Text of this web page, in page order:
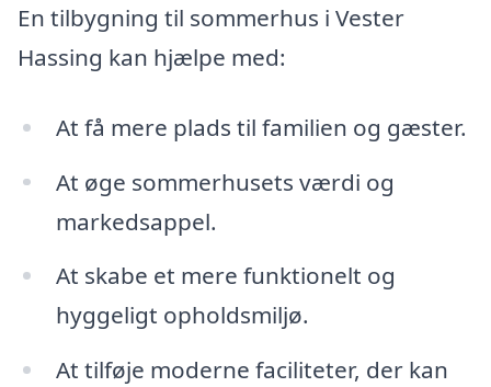
En tilbygning til sommerhus i Vester
Hassing kan hjælpe med:
At få mere plads til familien og gæster.
At øge sommerhusets værdi og
markedsappel.
At skabe et mere funktionelt og
hyggeligt opholdsmiljø.
At tilføje moderne faciliteter, der kan